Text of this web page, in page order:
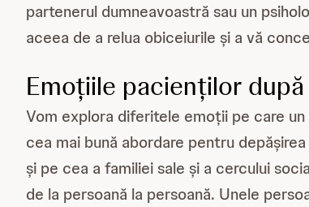
partenerul dumneavoastră sau un
aceea de a relua obiceiurile și a vă
Emoțiile pacienților
Vom explora diferitele emoții pe care
cea mai bună abordare pentru
și pe cea a familiei sale și a cercului
de la persoană la persoană. Unele